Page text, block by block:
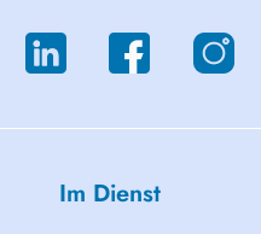
Im Dienst